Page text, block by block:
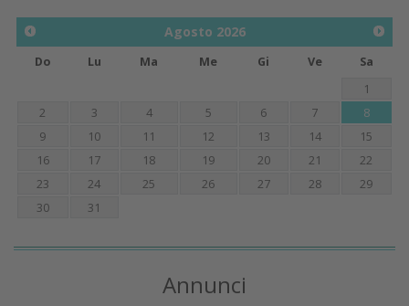
Agosto 2026
Do Lu Ma Me Gi Ve
Sa
1
2
3 4 5 6 7
8
9
10 11 12 13 14
15
16
17 18 19 20 21
22
23
24 25 26 27 28
29
30
31
Annunci